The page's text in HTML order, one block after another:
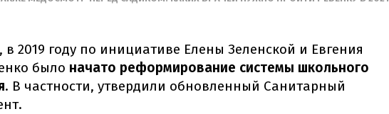
в 2019 году по инициативе Елены Зеленской и Евгения
было начато реформирование системы школьного
. В частности, утвердили обновленный Санитарный